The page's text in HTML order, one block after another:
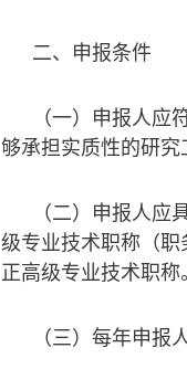
二、申报条件
（一）申报人
够承担实质性的研究
（二）申报人
级专业技术职称（
正高级专业技术职称
（三）每年申